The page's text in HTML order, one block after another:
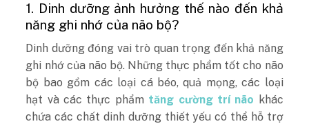
1. Dinh dưỡng ảnh hưởng thế nào đến khả
năng ghi nhớ của não bộ?
Dinh dưỡng đóng vai trò quan trọng đến khả năng
ghi nhớ của não bộ. Những thực phẩm tốt cho não
bộ bao gồm các loại cá béo, quả mọng, các loại
hạt và các thực phẩm tăng cường trí não khác
chứa các chất dinh dưỡng thiết yếu có thể hỗ trợ